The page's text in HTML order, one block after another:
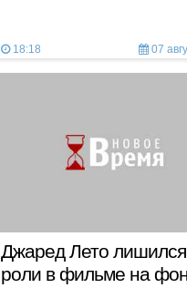
18:18 07
Джаред Лето лишился
роли в фильме на